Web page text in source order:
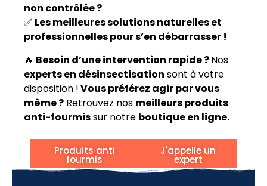
non contrôlée ?
✅ Les meilleures solutions naturelles et
professionnelles pour s’en débarrasser !
🔥 Besoin d’une intervention rapide ?Nos
experts en désinsectisation sont à votre
disposition !Vous préférez agir par vous
même ? Retrouvez nos meilleurs produits
anti-fourmissur notre boutique en ligne.
Produits anti
fourmis
J'appelle un
expert